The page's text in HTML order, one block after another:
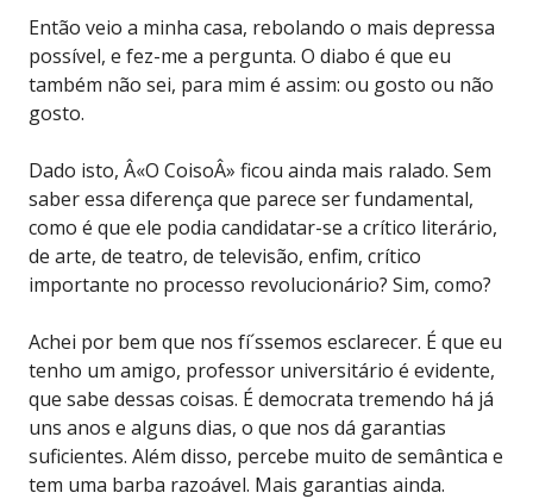
Então veio a minha casa, rebolando o mais depressa
possível, e fez-me a pergunta. O diabo é que eu
também não sei, para mim é assim: ou gosto ou não
gosto.
Dado isto, Â«O CoisoÂ» ficou ainda mais ralado. Sem
saber essa diferença que parece ser fundamental,
como é que ele podia candidatar-se a crítico literário,
de arte, de teatro, de televisão, enfim, crítico
importante no processo revolucionário? Sim, como?
Achei por bem que nos fí´ssemos esclarecer. É que eu
tenho um amigo, professor universitário é evidente,
que sabe dessas coisas. É democrata tremendo há já
uns anos e alguns dias, o que nos dá garantias
suficientes. Além disso, percebe muito de semântica e
tem uma barba razoável. Mais garantias ainda.